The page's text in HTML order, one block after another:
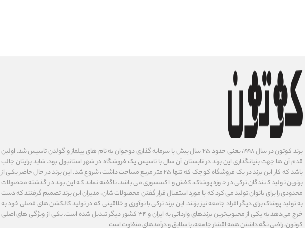
برند کوتون در سال ۱۹۹۸، یعنی حدود ۲۵ سال پیش با سرمایه گذاری دوجوان به نام های ییلماز و گولدن تاسیس شد. اولین
قدم آن ها جهت بنیانگذاری این برند در تابستان آن سال با تاسیس یک فروشگاه در شهر استانبول بود. شاید برایتان جالب
باشد که کار این برند در یک فروشگاه کوچک که تنها ۲۵ متر مربع مساحت داشت، شروع شد. این برند در حال حاضر یکی از
برترین تولید کنندگان ترکی در حوزه پوشاک، کفش و اکسسوری می باشد. ناگفته نماند که این برند در گذشته محصولات
محدودی را برای بانوان تولید می کرد که با مورد استفبال قرار گفتن محصولات شان، مدیران این برند تصمیم گرفتند که دست
به تولید پوشاک برای دیگر افراد جامعه نیز بزنند. این برند ترکی با نوآوری ‌و خلاقیتی که در تولید کالکشن های فصلی خود به
خرج می‌دهد به یکی از محبوب‌ترین برندهای وارداتی به ایران و ۳۴ کشور دیگر تبدیل شده‌ است. یکی از ویژگی های اصلی
کوتون، راضی نگه داشتن همه اقشار جامعه، با سلایق و درآمدهای متفاوت است